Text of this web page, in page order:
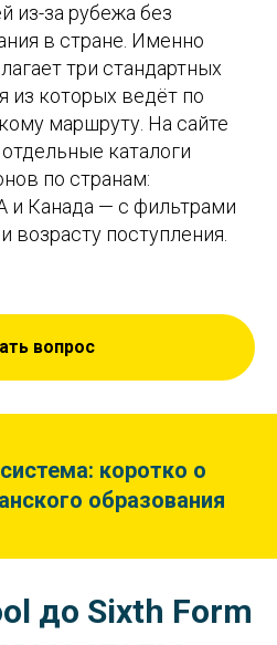
из-за рубежа без
в стране. Именно
три стандартных
из которых ведёт по
маршруту. На сайте
каталоги
по странам:
и Канада — с фильтрами
возрасту поступления.
вопрос
коротко о
образования
до Sixth Form